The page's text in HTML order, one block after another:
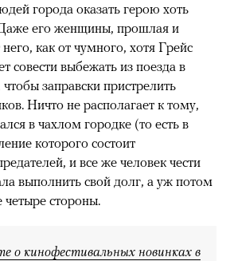
города оказать герою хоть
его женщины, прошлая и
как от чумного, хотя Грейс
совести выбежать из поезда в
заправски пристрелить
Ничто не располагает к тому,
в чахлом городке (то есть в
которого состоит
и все же человек чести
выполнить свой долг, а уж потом
четыре стороны.
о кинофестивальных новинках в